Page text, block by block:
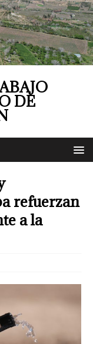
DE
refuerzan
a la